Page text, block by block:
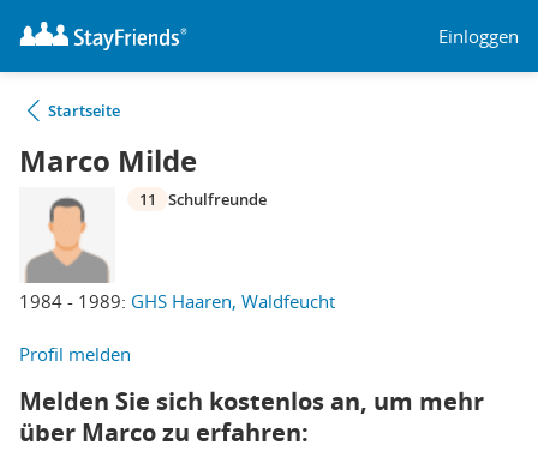
Einloggen
Startseite
Marco Milde
1984 - 1989: GHS Haaren, Waldfeucht
11 Schulfreunde
Profil melden
Melden Sie sich kostenlos an, um mehr
über Marco zu erfahren: